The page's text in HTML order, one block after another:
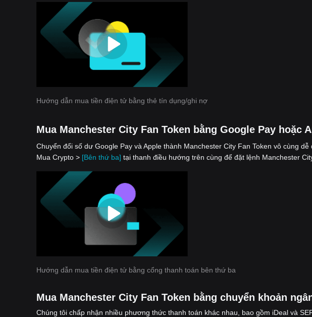
Hướng dẫn mua tiền điện tử bằng thẻ tín dụng/ghi nợ
Mua Manchester City Fan Token bằng Google Pay hoặc
Chuyển đổi số dư Google Pay và Apple thành Manchester City Fan Token vô cùng
Mua Crypto > [Bên thứ ba] tại thanh điều hướng trên cùng để đặt lệnh Manchester
Hướng dẫn mua tiền điện tử bằng cổng thanh toán bên thứ ba
Mua Manchester City Fan Token bằng chuyển khoản
Chúng tôi chấp nhận nhiều phương thức thanh toán khác nhau, bao gồm iDeal và